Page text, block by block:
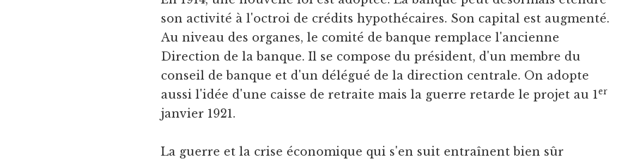
son activité à l'octroi de crédits hypothécaires. Son capital est augmenté.
Au niveau des organes, le comité de banque remplace l'ancienne
Direction de la banque. Il se compose du président, d'un membre du
conseil de banque et d'un délégué de la direction centrale. On adopte
aussi l'idée d'une caisse de retraite mais la guerre retarde le projet au 1er
janvier 1921.
La guerre et la crise économique qui s'en suit entraînent bien sûr